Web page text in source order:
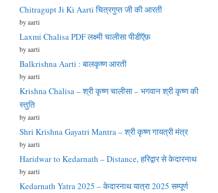
Chitragupt Ji Ki Aarti चित्रगुप्त जी की आरती
by aarti
Laxmi Chalisa PDF लक्ष्मी चालीसा पीडीऍफ़
by aarti
Balkrishna Aarti : बालकृष्ण आरती
by aarti
Krishna Chalisa – श्री कृष्ण चालीसा – भगवान श्री कृष्ण की
स्तुति
by aarti
Shri Krishna Gayatri Mantra – श्री कृष्ण गायत्री मंत्र
by aarti
Haridwar to Kedarnath – Distance, हरिद्वार से केदारनाथ
by aarti
Kedarnath Yatra 2025 – केदारनाथ यात्रा 2025 सम्पूर्ण